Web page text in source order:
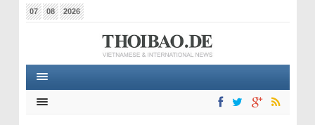
07 08 2026